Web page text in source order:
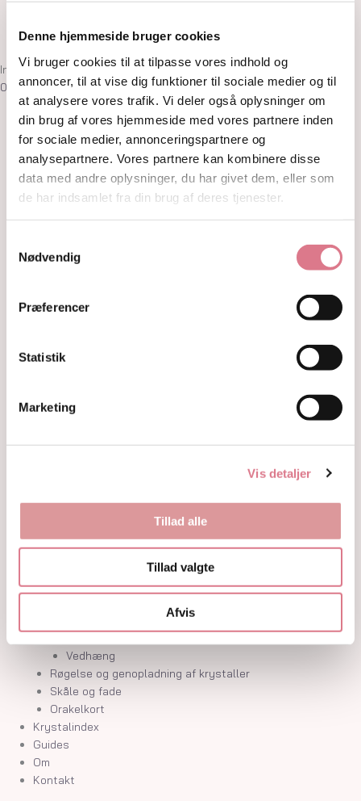
Denne hjemmeside bruger cookies
Vi bruger cookies til at tilpasse vores indhold og
annoncer, til at vise dig funktioner til sociale medier og til
at analysere vores trafik. Vi deler også oplysninger om
din brug af vores hjemmeside med vores partnere inden
for sociale medier, annonceringspartnere og
analysepartnere. Vores partnere kan kombinere disse
data med andre oplysninger, du har givet dem, eller som
de har indsamlet fra din brug af deres tjenester.
Nødvendig
Præferencer
Statistik
Marketing
Vis detaljer
Tillad alle
Tillad valgte
Afvis
Kontakt
Ingen produkter i kurven
0,00kr. 0 Kurv
Shop
Krystaller
Rå Krystaller
Polerede Krystaller
Sommerfugle og kvindekroppe
Krystaller opdelt efter farve
Lilla og lavendel krystaller
Sorte, brune og grå krystaller
Armbånd
Vedhæng
Røgelse og genopladning af krystaller
Skåle og fade
Orakelkort
Krystalindex
Guides
Om
Kontakt